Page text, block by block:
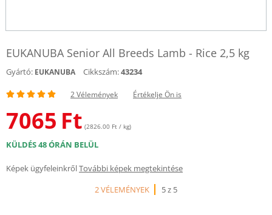
EUKANUBA Senior All Breeds Lamb - Rice 2,5 kg
Gyártó: EUKANUBA Cikkszám:43234
2 Vélemények Értékelje Ön is
7065 Ft (2826.00 Ft / kg)
KÜLDÉS 48 ÓRÁN BELÜL
Képek ügyfeleinkrőlTovábbi képek megtekintése
2 VÉLEMÉNYEK
5 z 5